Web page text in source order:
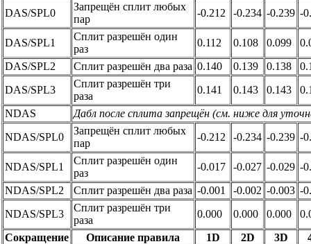
DAS/SPL0
Запрещён сплит любых
пар
-0.212 -0.234 -0.239 -
DAS/SPL1
Сплит разрешён один
раз
0.112 0.108 0.099
DAS/SPL2
Сплит разрешён два раза 0.140 0.139 0.138
DAS/SPL3
Сплит разрешён три
раза
0.141 0.143 0.143
NDAS
Дабл после сплита запрещён (см. ниже для
NDAS/SPL0
Запрещён сплит любых
пар
-0.212 -0.234 -0.239 -
NDAS/SPL1
Сплит разрешён один
раз
-0.017 -0.027 -0.029 -
NDAS/SPL2
Сплит разрешён два раза -0.001 -0.002 -0.003 -
NDAS/SPL3
Сплит разрешён три
раза
0.000 0.000 0.000
Сокращение
Описание правила 1D 2D 3D